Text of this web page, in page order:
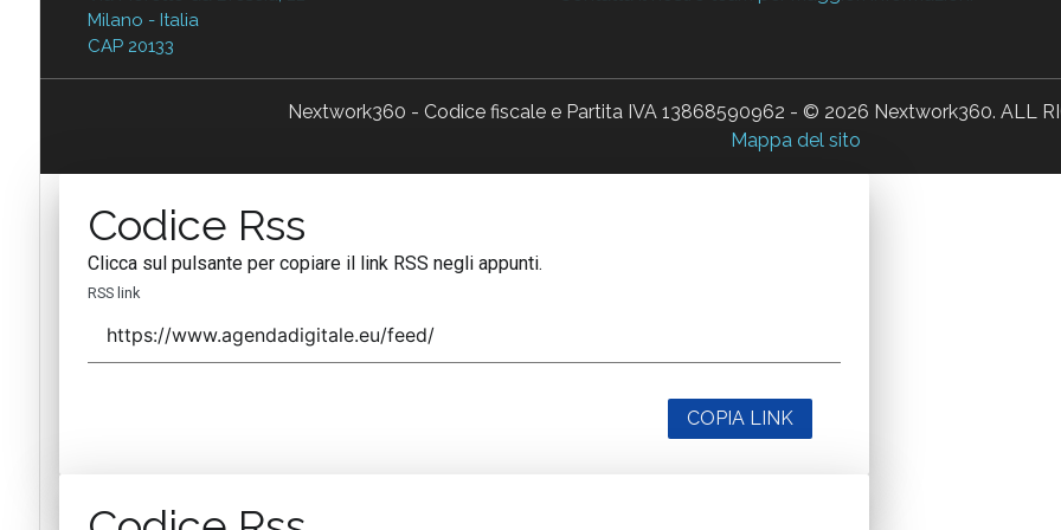
Milano - Italia
CAP 20133
Nextwork360 - Codice fiscale e Partita IVA 13868590962 - © 2026 Nextwork360. ALL
Mappa del sito
Codice Rss
Clicca sul pulsante per copiare il link RSS negli appunti.
RSS link
COPIA LINK